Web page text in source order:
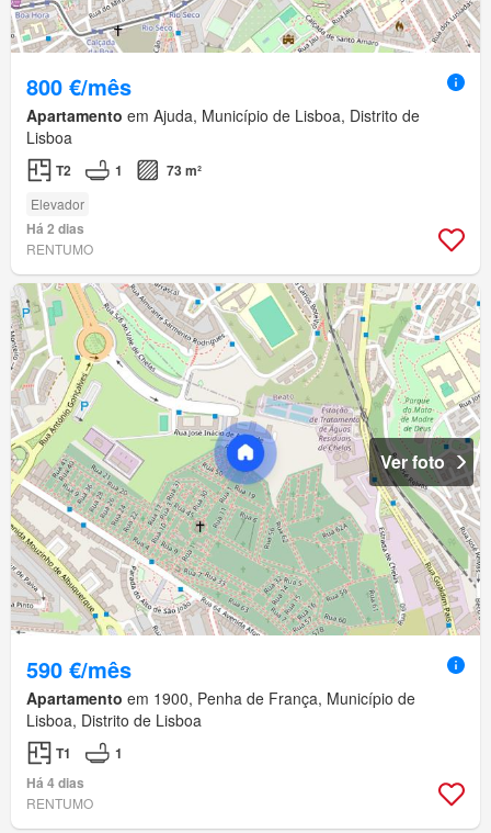
800 €/mês
Apartamento em Ajuda, Município de Lisboa, Distrito de
Lisboa
T2 1 73 m²
Elevador
Há 2 dias
RENTUMO
Ver foto
590 €/mês
Apartamento em 1900, Penha de França, Município de
Lisboa, Distrito de Lisboa
T1
1
Há 4 dias
RENTUMO